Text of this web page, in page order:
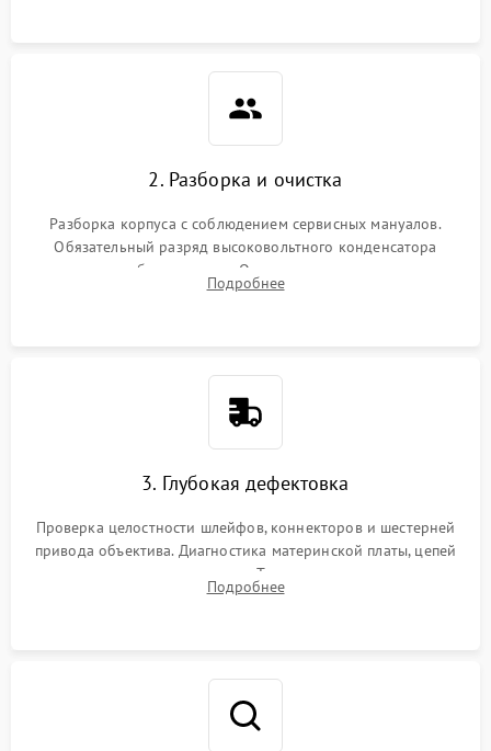
2. Разборка и очистка
Разборка корпуса с соблюдением сервисных мануалов.
Обязательный разряд высоковольтного конденсатора
вспышки для безопасности. Очистка внутренних узлов от
пыли, песка и следов влаги с помощью спецсредств.
Подробнее
3. Глубокая дефектовка
Проверка целостности шлейфов, коннекторов и шестерней
привода объектива. Диагностика материнской платы, цепей
питания и картоприемника. Тестирование механизма
затвора и блока внутрикамерной стабилизации.
Подробнее